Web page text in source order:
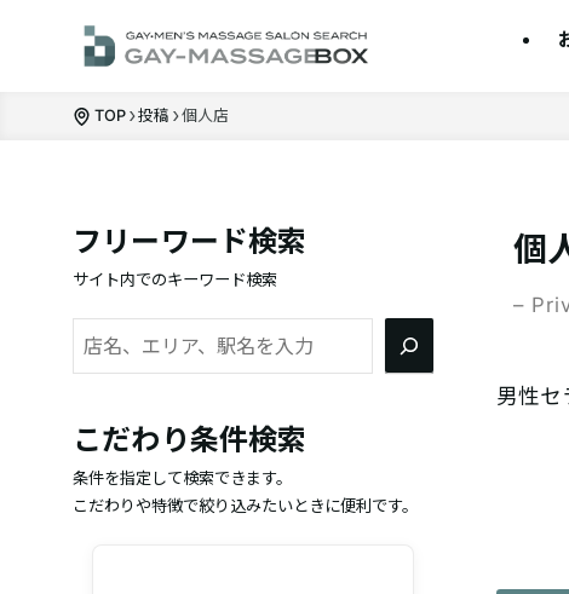
TOP 投稿 個人店
個
–
男性セ
フリーワード検索
サイト内でのキーワード検索
検
索
こだわり条件検索
条件を指定して検索できます。
こだわりや特徴で絞り込みたいときに便利です。